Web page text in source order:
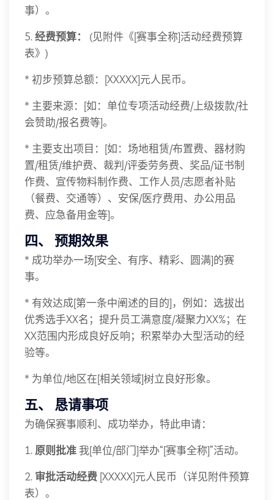
事）。
5.经费预算：
(见附件《[赛事全称]活动经费预算
表》)
* 初步预算总额：[XXXXX]元人民币。
* 主要来源：[如：单位专项活动经费/上级拨款/社
会赞助/报名费等]。
* 主要支出项目：[如：场地租赁/布置费、器材购
置/租赁/维护费、裁判/评委劳务费、奖品/证书制
作费、宣传物料制作费、工作人员/志愿者补贴
（餐费、交通等）、安保/医疗费用、办公用品
费、应急备用金等]。
四、 预期效果
* 成功举办一场[安全、有序、精彩、圆满]的赛
事。
* 有效达成[第一条中阐述的目的]，例如：选拔出
优秀选手XX名；提升员工满意度/凝聚力XX%；在
XX范围内形成良好反响；积累举办大型活动的经
验等。
* 为单位/地区在[相关领域]树立良好形象。
五、 恳请事项
为确保赛事顺利、成功举办，特此申请：
1. 原则批准我[单位/部门]举办“[赛事全称]”活动。
2. 审批活动经费 [XXXXX]元人民币（详见附件预算
表）。